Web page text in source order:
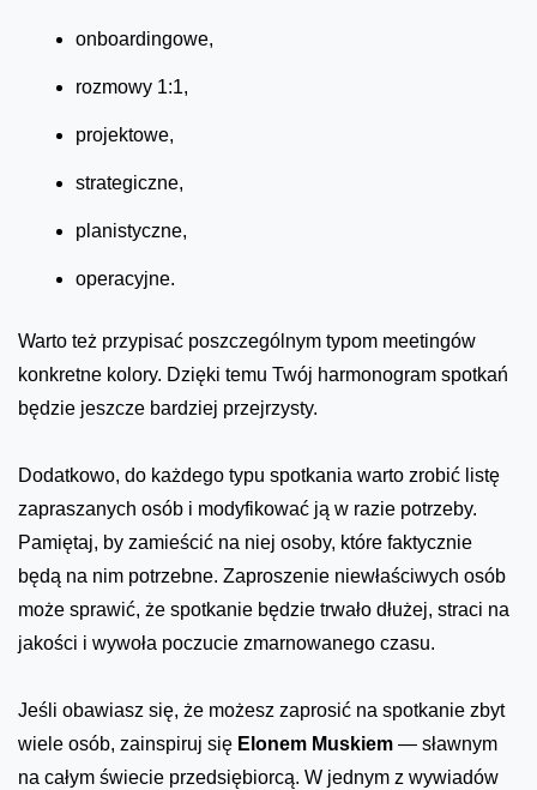
onboardingowe,
rozmowy 1:1,
projektowe,
strategiczne,
planistyczne,
operacyjne.
Warto też przypisać poszczególnym typom meetingów
konkretne kolory. Dzięki temu Twój harmonogram spotkań
będzie jeszcze bardziej przejrzysty.
Dodatkowo, do każdego typu spotkania warto zrobić listę
zapraszanych osób i modyfikować ją w razie potrzeby.
Pamiętaj, by zamieścić na niej osoby, które faktycznie
będą na nim potrzebne. Zaproszenie niewłaściwych osób
może sprawić, że spotkanie będzie trwało dłużej, straci na
jakości i wywoła poczucie zmarnowanego czasu.
Jeśli obawiasz się, że możesz zaprosić na spotkanie zbyt
wiele osób, zainspiruj się Elonem Muskiem — sławnym
na całym świecie przedsiębiorcą. W jednym z wywiadów